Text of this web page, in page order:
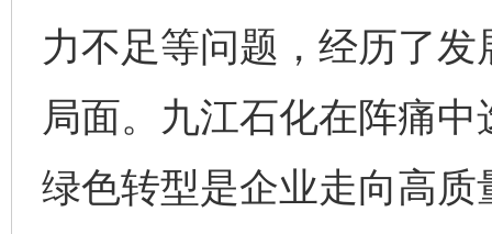
力不足等问题，经历了发
局面。九江石化在阵痛
绿色转型是企业走向高